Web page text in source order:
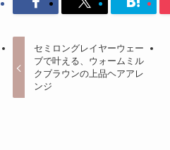
セミロングレイヤーウェー
ブで叶える、ウォームミル
クブラウンの上品ヘアアレ
ンジ